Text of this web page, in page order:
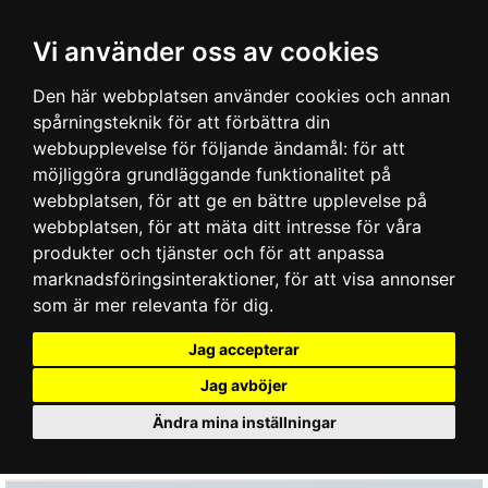
Vi använder oss av cookies
Den här webbplatsen använder cookies och annan
spårningsteknik för att förbättra din
webbupplevelse för följande ändamål: för att
möjliggöra grundläggande funktionalitet på
webbplatsen, för att ge en bättre upplevelse på
webbplatsen, för att mäta ditt intresse för våra
produkter och tjänster och för att anpassa
marknadsföringsinteraktioner, för att visa annonser
som är mer relevanta för dig.
Jag accepterar
Jag avböjer
Ändra mina inställningar